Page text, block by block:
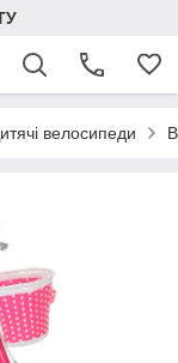
велосипеди